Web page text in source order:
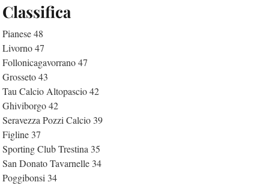
Classifica
Pianese 48
Livorno 47
Follonicagavorrano 47
Grosseto 43
Tau Calcio Altopascio 42
Ghiviborgo 42
Seravezza Pozzi Calcio 39
Figline 37
Sporting Club Trestina 35
San Donato Tavarnelle 34
Poggibonsi 34